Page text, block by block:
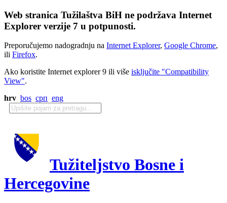
Web stranica Tužilaštva BiH ne podržava Internet
Explorer verzije 7 u potpunosti.
Preporučujemo nadogradnju na Internet Explorer, Google Chrome,
ili Firefox.
Ako koristite Internet explorer 9 ili više isključite "Compatibility
View".
hrv bos срп eng
Tužiteljstvo Bosne i
Hercegovine